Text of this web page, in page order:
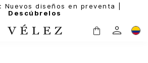
Nuevos diseños en preventa |
Descúbrelos